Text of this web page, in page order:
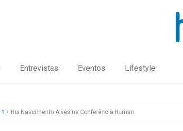
Entrevistas Eventos Lifestyle
1 Rui Nascimento Alves na Conferência Human